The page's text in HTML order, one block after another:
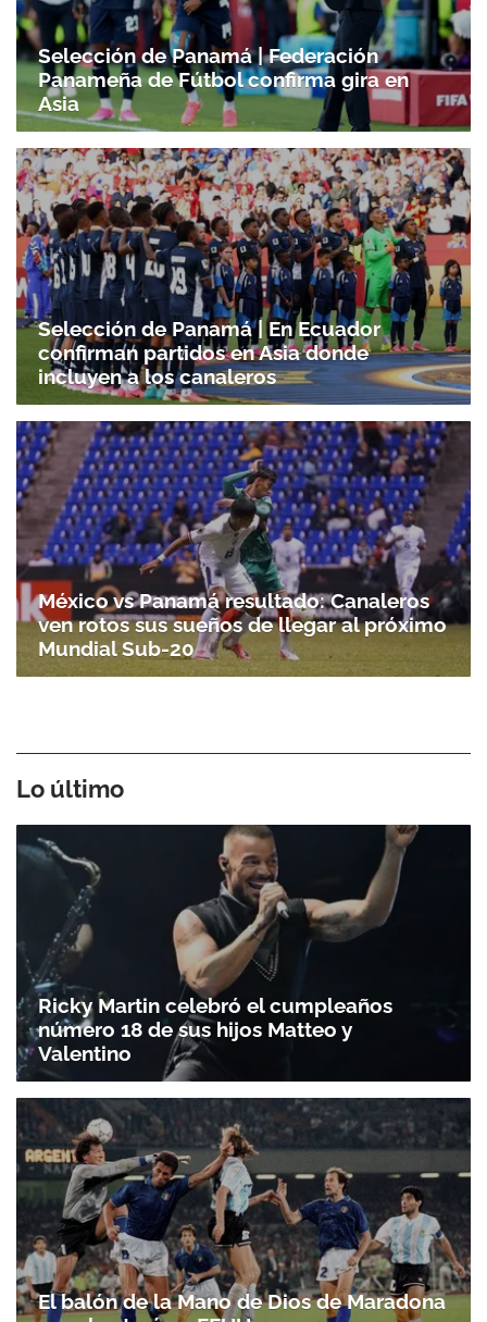
Selección de Panamá | Federación
Panameña de Fútbol confirma gira en
Asia
Selección de Panamá | En Ecuador
confirman partidos en Asia donde
incluyen a los canaleros
México vs Panamá resultado: Canaleros
ven rotos sus sueños de llegar al próximo
Mundial Sub-20
Lo último
Ricky Martin celebró el cumpleaños
número 18 de sus hijos Matteo y
Valentino
El balón de la Mano de Dios de Maradona